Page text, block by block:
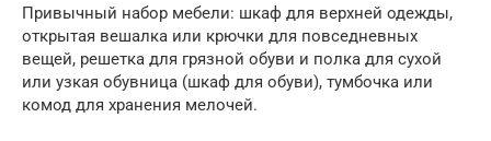
Привычный набор мебели: шкаф для верхней одежды,
открытая вешалка или крючки для повседневных
вещей, решетка для грязной обуви и полка для сухой
или узкая обувница (шкаф для обуви), тумбочка или
комод для хранения мелочей.